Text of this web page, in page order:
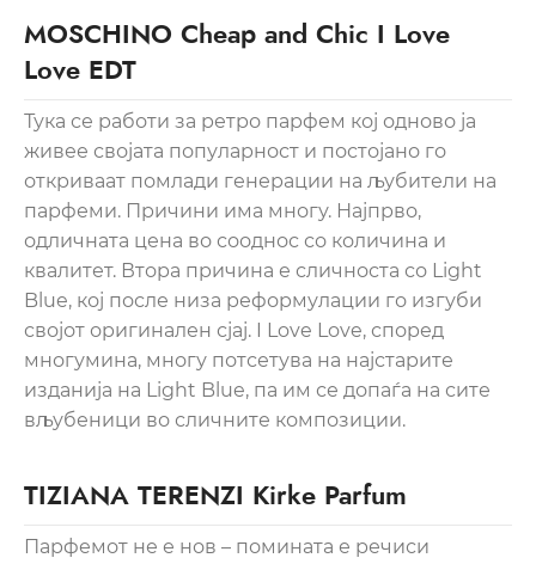
MOSCHINO Cheap and Chic I Love
Love EDT
Тука се работи за ретро парфем кој одново ја
живее својата популарност и постојано го
откриваат помлади генерации на љубители на
парфеми. Причини има многу. Најпрво,
одличната цена во сооднос со количина и
квалитет. Втора причина е сличноста со Light
Blue, кој после низа реформулации го изгуби
својот оригинален сјај. I Love Love, според
многумина, многу потсетува на најстарите
изданија на Light Blue, па им се допаѓа на сите
вљубеници во сличните композиции.
TIZIANA TERENZI Kirke Parfum
Парфемот не е нов – помината е речиси